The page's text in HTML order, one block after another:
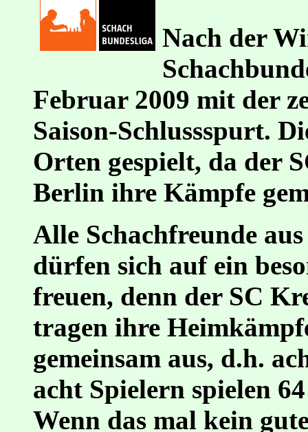
Nach der
Februar 2009 mit der
Saison-Schlussspurt.
Orten gespielt, da der
Berlin ihre Kämpfe
Alle Schachfreunde
dürfen sich auf ein
freuen, denn der SC
tragen ihre
gemeinsam aus, d.h.
acht Spielern spielen
Wenn das mal kein